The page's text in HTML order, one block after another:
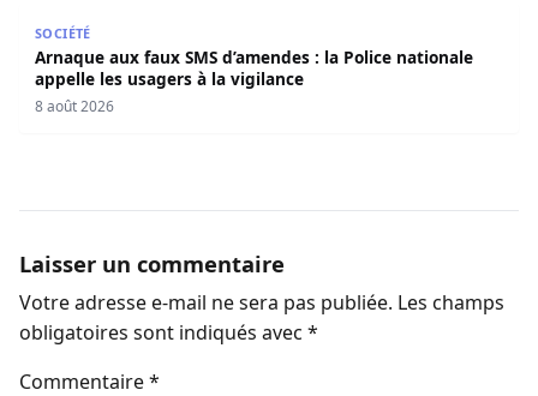
SOCIÉTÉ
Arnaque aux faux SMS d’amendes : la Police nationale
appelle les usagers à la vigilance
8 août 2026
Laisser un commentaire
Votre adresse e-mail ne sera pas publiée. Les champs
obligatoires sont indiqués avec *
Commentaire*